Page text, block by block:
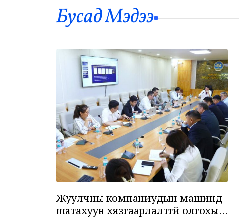
Бусад Mэдээ
Жуулчны компаниудын машинд
шатахуун хязгаарлалтгүй олгохыг